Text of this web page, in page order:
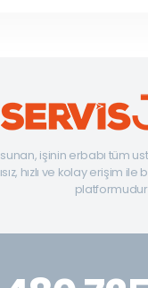
sunan, işinin erbabı tüm
hızlı ve kolay erişim